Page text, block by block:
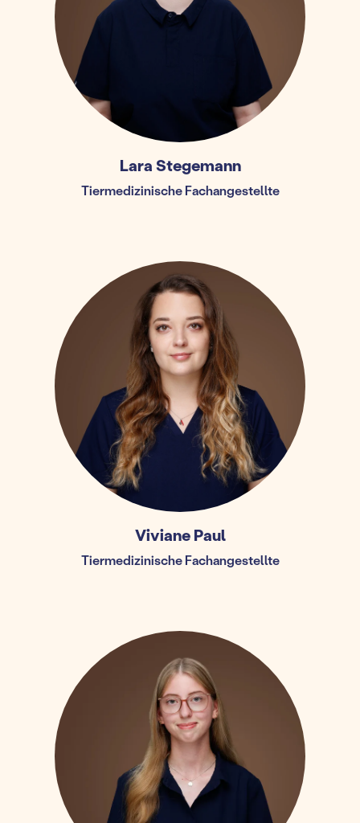
Lara Stegemann
Tiermedizinische Fachangestellte
Viviane Paul
Tiermedizinische Fachangestellte